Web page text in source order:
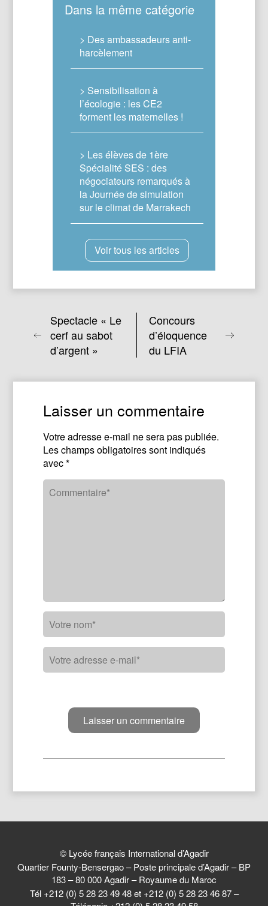
Dans la même catégorie
> Des ambassadeurs anti-
harcèlement
> Sensibilisation à
l’écologie : les CE2
forment les maternelles !
> Les élèves de 1ère
Spécialité SES : des
négociateurs remarqués à
la Journée de simulation
sur le climat de Marrakech
Voir tous les articles
Spectacle « Le
cerf au sabot
d’argent »
Concours
d’éloquence
du LFIA
Laisser un commentaire
Votre adresse e-mail ne sera pas publiée.
Les champs obligatoires sont indiqués
avec*
© Lycée français International d’Agadir
Quartier Founty-Bensergao – Poste principale d’Agadir – BP
183 – 80 000 Agadir – Royaume du Maroc
Tél +212 (0) 5 28 23 49 48 et +212 (0) 5 28 23 46 87 –